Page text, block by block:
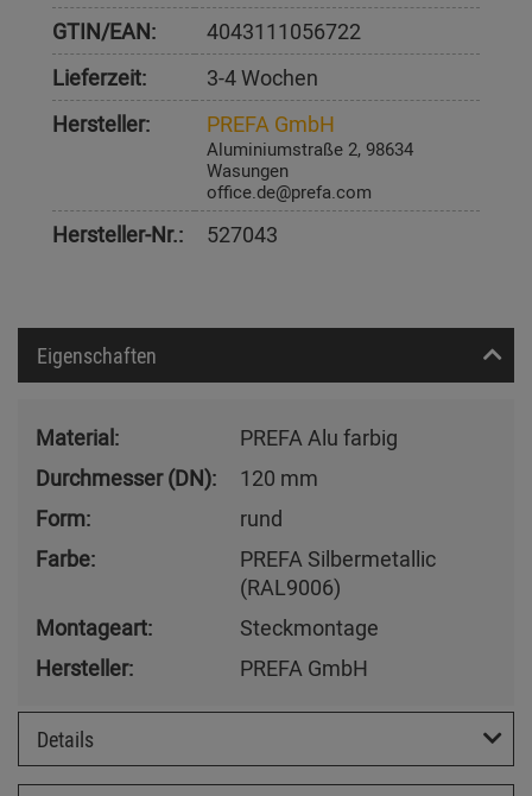
GTIN/EAN:
4043111056722
Lieferzeit:
3-4 Wochen
Hersteller:
PREFA GmbH
Aluminiumstraße 2, 98634
Wasungen
office.de@prefa.com
Hersteller-Nr.: 527043
Eigenschaften
Material:
PREFA Alu farbig
Durchmesser (DN):
120 mm
Form:
rund
Farbe:
PREFA Silbermetallic
(RAL9006)
Montageart:
Steckmontage
Hersteller:
PREFA GmbH
Details